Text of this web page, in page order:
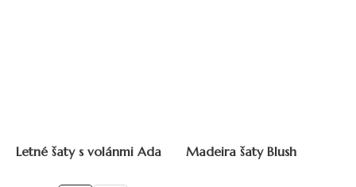
Letné šaty s volánmi Ada Madeira šaty Blush